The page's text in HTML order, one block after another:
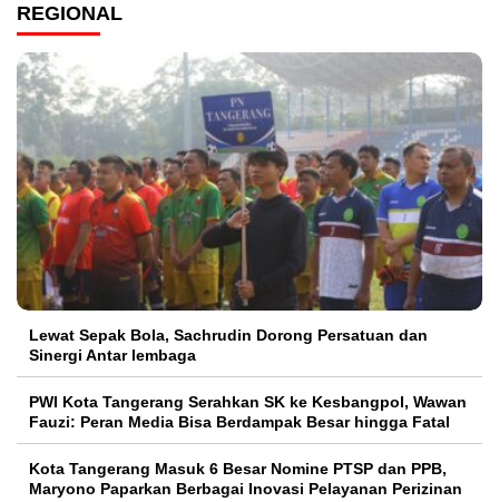
REGIONAL
Lewat Sepak Bola, Sachrudin Dorong Persatuan dan
Sinergi Antar lembaga
PWI Kota Tangerang Serahkan SK ke Kesbangpol, Wawan
Fauzi: Peran Media Bisa Berdampak Besar hingga Fatal
Kota Tangerang Masuk 6 Besar Nomine PTSP dan PPB,
Maryono Paparkan Berbagai Inovasi Pelayanan Perizinan